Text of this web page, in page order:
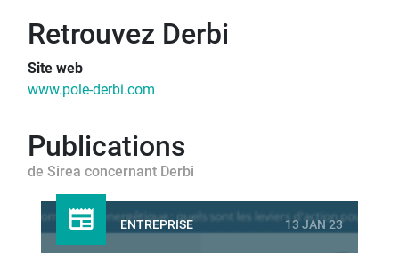
Retrouvez Derbi
Site web
www.pole-derbi.com
Publications
de Sirea concernant Derbi
ENTREPRISE 13 JAN 23